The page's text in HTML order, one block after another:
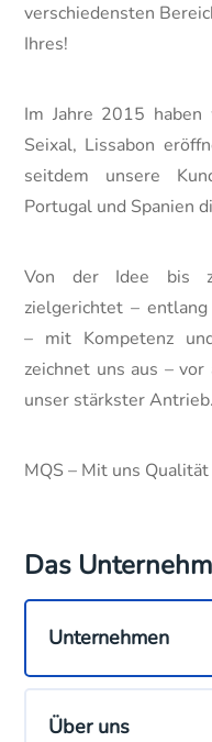
verschiedensten
Ihres!
Im Jahre 2015
Seixal, Lissabon
seitdem unsere
Portugal und Spanien
Von der Idee bis
zielgerichtet –
– mit Kompetenz
zeichnet uns aus –
unser stärkster Antrieb.
MQS – Mit uns
Das
Unternehmen
Über uns